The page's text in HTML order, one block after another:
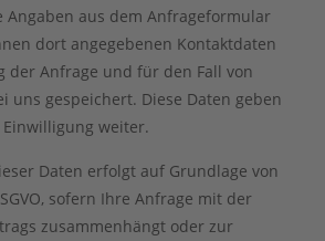
Angaben aus dem Anfrageformular
dort angegebenen Kontaktdaten
der Anfrage und für den Fall von
uns gespeichert. Diese Daten geben
weiter.
Daten erfolgt auf Grundlage von
sofern Ihre Anfrage mit der
zusammenhängt oder zur